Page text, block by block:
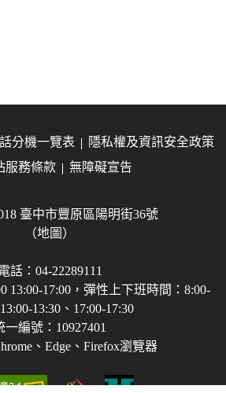
分機一覽表
隱私權及資訊安全政策
服務條款
無障礙宣告
臺中市豐原區陽明街36號
（地圖）
話：04-22289111
13:00-17:00，彈性上下班時間：8:00-
13:30、17:00-17:30
一編號：10927401
、Edge、Firefox瀏覽器